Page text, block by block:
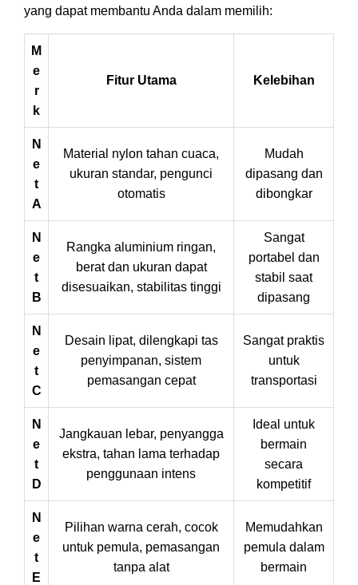
yang dapat membantu Anda dalam memilih:
M
e
r
k
Fitur Utama Kelebihan
N
e
t
A
Material nylon tahan cuaca,
ukuran standar, pengunci
otomatis
Mudah
dipasang dan
dibongkar
N
e
t
B
Rangka aluminium ringan,
berat dan ukuran dapat
disesuaikan, stabilitas tinggi
Sangat
portabel dan
stabil saat
dipasang
N
e
t
C
Desain lipat, dilengkapi tas
penyimpanan, sistem
pemasangan cepat
Sangat praktis
untuk
transportasi
N
e
t
D
Jangkauan lebar, penyangga
ekstra, tahan lama terhadap
penggunaan intens
Ideal untuk
bermain
secara
kompetitif
N
e
t
E
Pilihan warna cerah, cocok
untuk pemula, pemasangan
tanpa alat
Memudahkan
pemula dalam
bermain